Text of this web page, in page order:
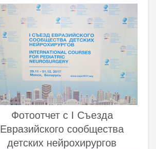
Фотоотчет с I Съезда
Евразийского сообщества
детских нейрохирургов